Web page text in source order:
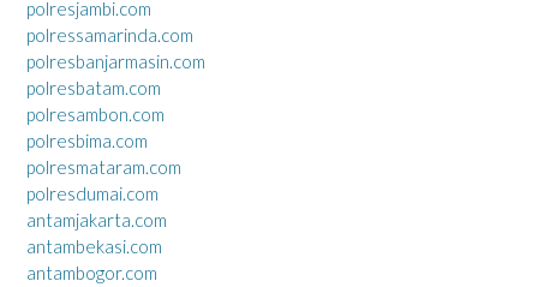
polresjambi.com
polressamarinda.com
polresbanjarmasin.com
polresbatam.com
polresambon.com
polresbima.com
polresmataram.com
polresdumai.com
antamjakarta.com
antambekasi.com
antambogor.com